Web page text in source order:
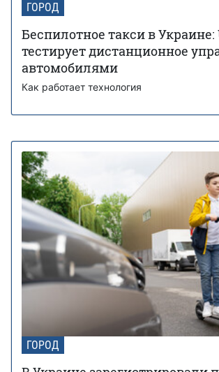
ГОРОД
Беспилотное такси в
тестирует дистанционное
автомобилями
Как работает технология
ГОРОД